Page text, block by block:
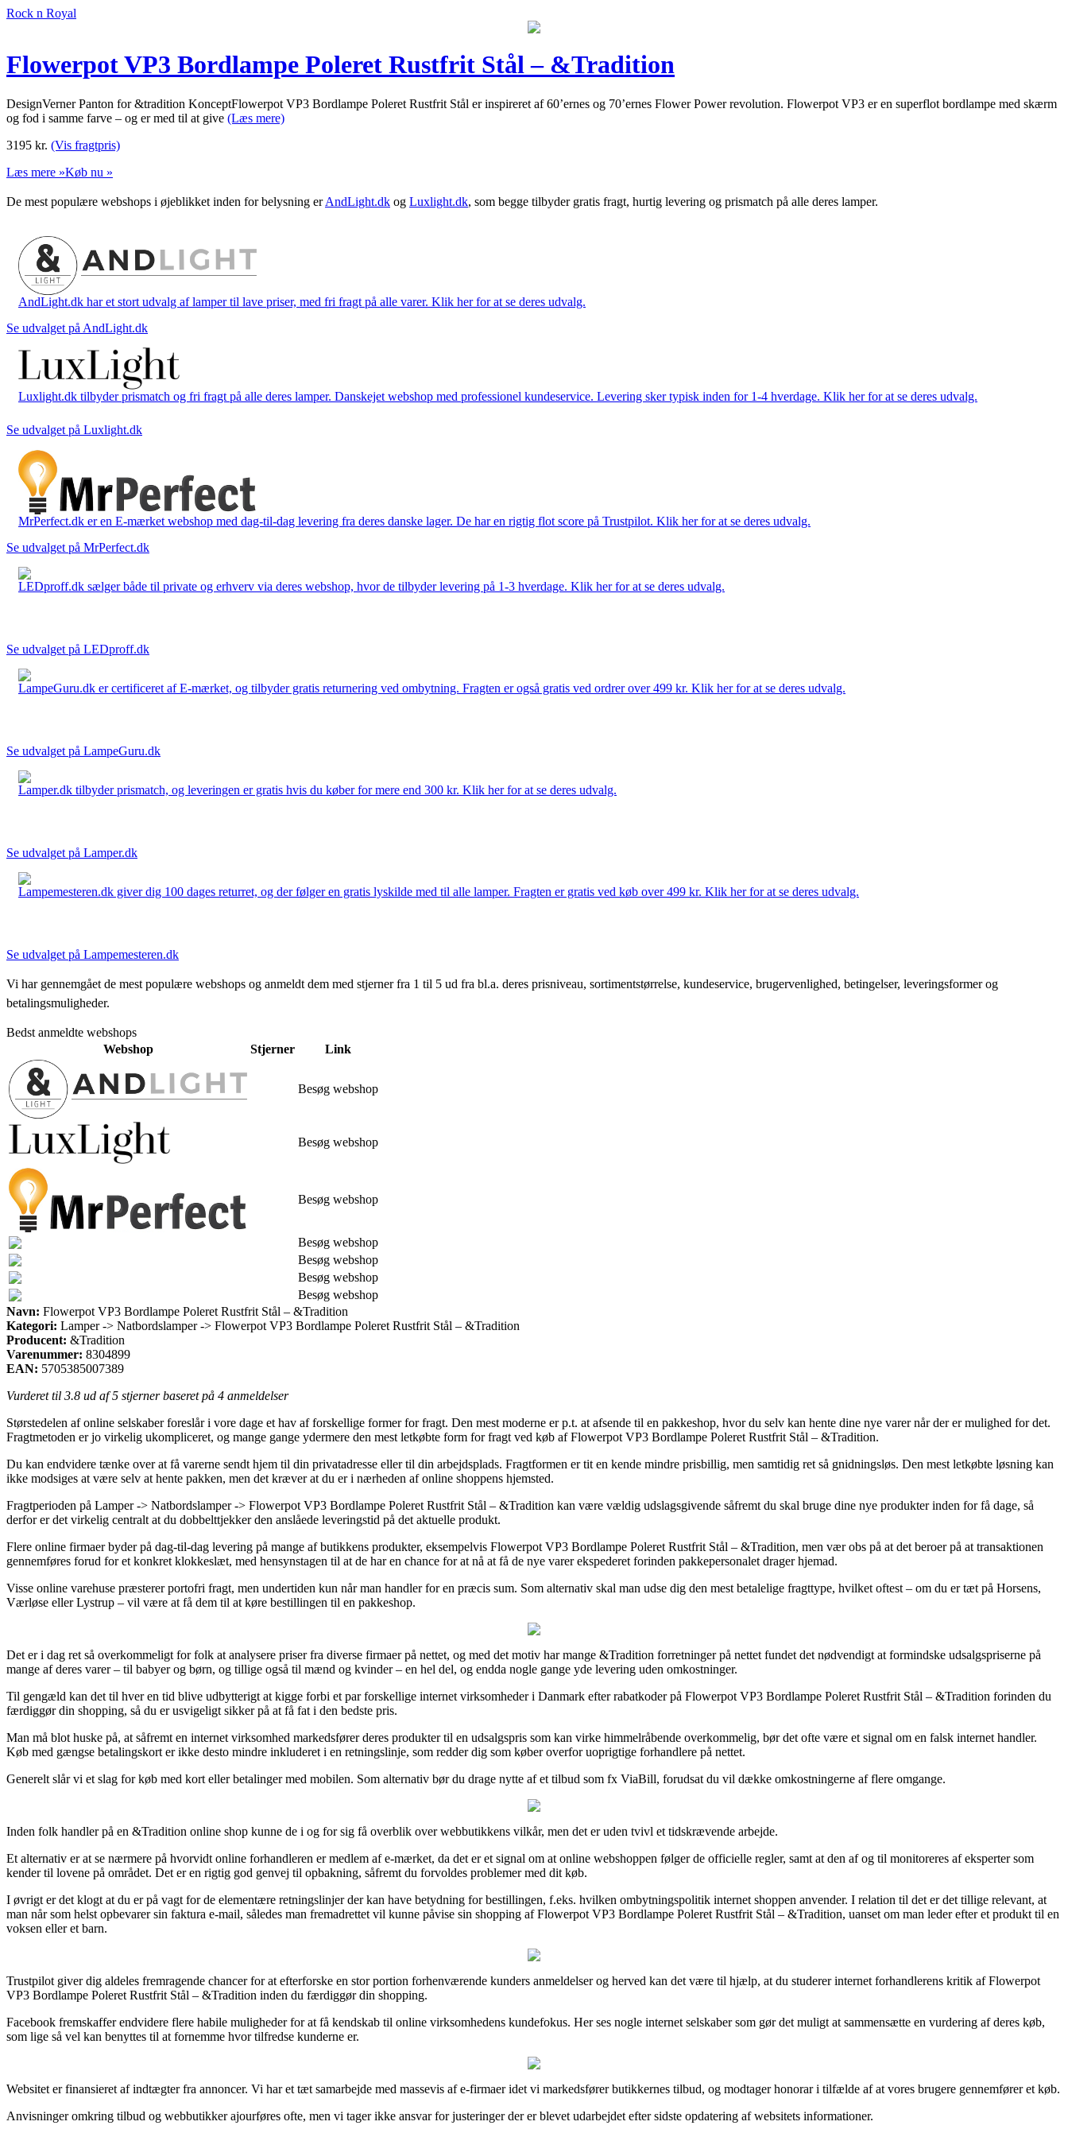
Rock n Royal
Flowerpot VP3 Bordlampe Poleret Rustfrit Stål – &Tradition
DesignVerner Panton for &tradition KonceptFlowerpot VP3 Bordlampe Poleret Rustfrit Stål er inspireret af 60’ernes og 70’ernes Flower Power revolution. Flowerpot VP3 er en superflot bordlampe med skærm
og fod i samme farve – og er med til at give (Læs mere)
3195 kr. (Vis fragtpris)
Læs mere »Køb nu »
De mest populære webshops i øjeblikket inden for belysning erAndLight.dk og Luxlight.dk, som begge tilbyder gratis fragt, hurtig levering og prismatch på alle deres lamper.
AndLight.dk har et stort udvalg af lamper til lave priser, med fri fragt på alle varer. Klik her for at se deres udvalg.
Se udvalget på AndLight.dk
Luxlight.dk tilbyder prismatch og fri fragt på alle deres lamper. Danskejet webshop med professionel kundeservice. Levering sker typisk inden for 1-4 hverdage. Klik her for at se deres udvalg.
Se udvalget på Luxlight.dk
MrPerfect.dk er en E-mærket webshop med dag-til-dag levering fra deres danske lager. De har en rigtig flot score på Trustpilot. Klik her for at se deres udvalg.
Se udvalget på MrPerfect.dk
LEDproff.dk sælger både til private og erhverv via deres webshop, hvor de tilbyder levering på 1-3 hverdage. Klik her for at se deres udvalg.
Se udvalget på LEDproff.dk
LampeGuru.dk er certificeret af E-mærket, og tilbyder gratis returnering ved ombytning. Fragten er også gratis ved ordrer over 499 kr. Klik her for at se deres udvalg.
Se udvalget på LampeGuru.dk
Lamper.dk tilbyder prismatch, og leveringen er gratis hvis du køber for mere end 300 kr. Klik her for at se deres udvalg.
Se udvalget på Lamper.dk
Lampemesteren.dk giver dig 100 dages returret, og der følger en gratis lyskilde med til alle lamper. Fragten er gratis ved køb over 499 kr. Klik her for at se deres udvalg.
Se udvalget på Lampemesteren.dk
Vi har gennemgået de mest populære webshops og anmeldt dem med stjerner fra 1 til 5 ud fra bl.a. deres prisniveau, sortimentstørrelse, kundeservice, brugervenlighed, betingelser, leveringsformer og
betalingsmuligheder.
Bedst anmeldte webshops
Webshop
Stjerner Link
Besøg webshop
Besøg webshop
Besøg webshop
Besøg webshop
Besøg webshop
Besøg webshop
Besøg webshop
Navn: Flowerpot VP3 Bordlampe Poleret Rustfrit Stål – &Tradition
Kategori: Lamper -> Natbordslamper -> Flowerpot VP3 Bordlampe Poleret Rustfrit Stål – &Tradition
Producent: &Tradition
Varenummer: 8304899
EAN: 5705385007389
Vurderet til 3.8 ud af 5 stjerner baseret på 4 anmeldelser
Størstedelen af online selskaber foreslår i vore dage et hav af forskellige former for fragt. Den mest moderne er p.t. at afsende til en pakkeshop, hvor du selv kan hente dine nye varer når der er mulighed for det.
Fragtmetoden er jo virkelig ukompliceret, og mange gange ydermere den mest letkøbte form for fragt ved køb af Flowerpot VP3 Bordlampe Poleret Rustfrit Stål – &Tradition.
Du kan endvidere tænke over at få varerne sendt hjem til din privatadresse eller til din arbejdsplads. Fragtformen er tit en kende mindre prisbillig, men samtidig ret så gnidningsløs. Den mest letkøbte løsning kan
ikke modsiges at være selv at hente pakken, men det kræver at du er i nærheden af online shoppens hjemsted.
Fragtperioden på Lamper -> Natbordslamper -> Flowerpot VP3 Bordlampe Poleret Rustfrit Stål – &Tradition kan være vældig udslagsgivende såfremt du skal bruge dine nye produkter inden for få dage, så
derfor er det virkelig centralt at du dobbelttjekker den anslåede leveringstid på det aktuelle produkt.
Flere online firmaer byder på dag-til-dag levering på mange af butikkens produkter, eksempelvis Flowerpot VP3 Bordlampe Poleret Rustfrit Stål – &Tradition, men vær obs på at det beroer på at transaktionen
gennemføres forud for et konkret klokkeslæt, med hensynstagen til at de har en chance for at nå at få de nye varer ekspederet forinden pakkepersonalet drager hjemad.
Visse online varehuse præsterer portofri fragt, men undertiden kun når man handler for en præcis sum. Som alternativ skal man udse dig den mest betalelige fragttype, hvilket oftest – om du er tæt på Horsens,
Værløse eller Lystrup – vil være at få dem til at køre bestillingen til en pakkeshop.
Det er i dag ret så overkommeligt for folk at analysere priser fra diverse firmaer på nettet, og med det motiv har mange &Tradition forretninger på nettet fundet det nødvendigt at formindske udsalgspriserne på
mange af deres varer – til babyer og børn, og tillige også til mænd og kvinder – en hel del, og endda nogle gange yde levering uden omkostninger.
Til gengæld kan det til hver en tid blive udbytterigt at kigge forbi et par forskellige internet virksomheder i Danmark efter rabatkoder på Flowerpot VP3 Bordlampe Poleret Rustfrit Stål – &Tradition forinden du
færdiggør din shopping, så du er usvigeligt sikker på at få fat i den bedste pris.
Man må blot huske på, at såfremt en internet virksomhed markedsfører deres produkter til en udsalgspris som kan virke himmelråbende overkommelig, bør det ofte være et signal om en falsk internet handler.
Køb med gængse betalingskort er ikke desto mindre inkluderet i en retningslinje, som redder dig som køber overfor uoprigtige forhandlere på nettet.
Generelt slår vi et slag for køb med kort eller betalinger med mobilen. Som alternativ bør du drage nytte af et tilbud som fx ViaBill, forudsat du vil dække omkostningerne af flere omgange.
Inden folk handler på en &Tradition online shop kunne de i og for sig få overblik over webbutikkens vilkår, men det er uden tvivl et tidskrævende arbejde.
Et alternativ er at se nærmere på hvorvidt online forhandleren er medlem af e-mærket, da det er et signal om at online webshoppen følger de officielle regler, samt at den af og til monitoreres af eksperter som
kender til lovene på området. Det er en rigtig god genvej til opbakning, såfremt du forvoldes problemer med dit køb.
I øvrigt er det klogt at du er på vagt for de elementære retningslinjer der kan have betydning for bestillingen, f.eks. hvilken ombytningspolitik internet shoppen anvender. I relation til det er det tillige relevant, at
man når som helst opbevarer sin faktura e-mail, således man fremadrettet vil kunne påvise sin shopping af Flowerpot VP3 Bordlampe Poleret Rustfrit Stål – &Tradition, uanset om man leder efter et produkt til en
voksen eller et barn.
Trustpilot giver dig aldeles fremragende chancer for at efterforske en stor portion forhenværende kunders anmeldelser og herved kan det være til hjælp, at du studerer internet forhandlerens kritik af Flowerpot
VP3 Bordlampe Poleret Rustfrit Stål – &Tradition inden du færdiggør din shopping.
Facebook fremskaffer endvidere flere habile muligheder for at få kendskab til online virksomhedens kundefokus. Her ses nogle internet selskaber som gør det muligt at sammensætte en vurdering af deres køb,
som lige så vel kan benyttes til at fornemme hvor tilfredse kunderne er.
Websitet er finansieret af indtægter fra annoncer. Vi har et tæt samarbejde med massevis af e-firmaer idet vi markedsfører butikkernes tilbud, og modtager honorar i tilfælde af at vores brugere gennemfører et køb.
Anvisninger omkring tilbud og webbutikker ajourføres ofte, men vi tager ikke ansvar for justeringer der er blevet udarbejdet efter sidste opdatering af websitets informationer.